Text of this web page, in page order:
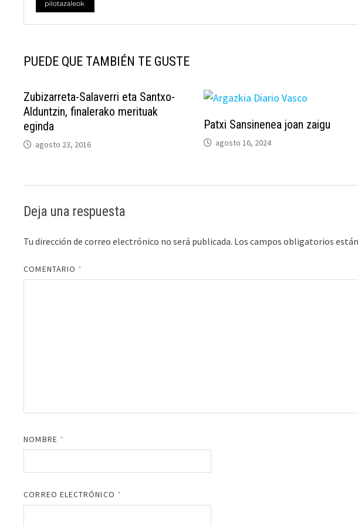
PUEDE QUE TAMBIÉN TE GUSTE
Zubizarreta-Salaverri eta Santxo-
Alduntzin, finalerako merituak
eginda
agosto 23, 2016
Patxi Sansinenea joan zaigu
agosto 16, 2024
Deja una respuesta
Tu dirección de correo electrónico no será publicada. Los campos obligatorios
COMENTARIO *
NOMBRE *
CORREO ELECTRÓNICO *